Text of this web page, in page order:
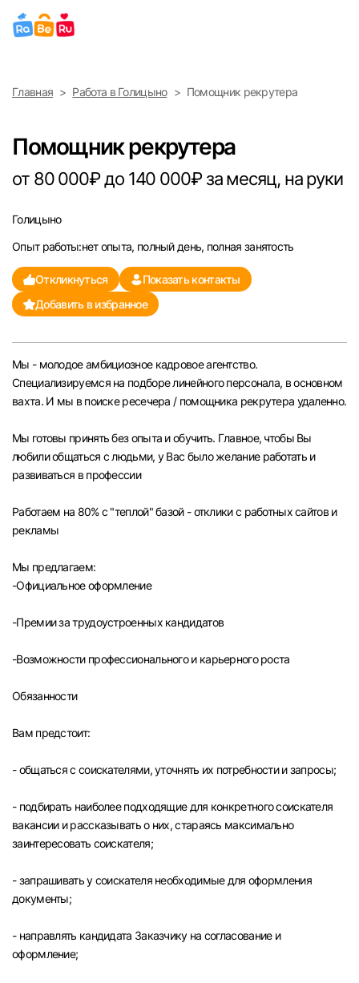
Выберите город
Санкт-Петербург
Ижевск
Екатеринбург
Саратов
Казань
Челябинск
Самара
Оренбург
Ульяновск
Главная Работа в Голицыно Помощник рекрутера
Помощник рекрутера
от 80 000₽ до 140 000₽ за месяц, на руки
Голицыно
Опыт работы:нет опыта, полный день, полная занятость
Откликнуться
Показать контакты
Добавить в избранное
Мы - молодое амбициозное кадровое агентство.
Специализируемся на подборе линейного персонала, в основном
вахта. И мы в поиске ресечера / помощника рекрутера удаленно.
Мы готовы принять без опыта и обучить. Главное, чтобы Вы
любили общаться с людьми, у Вас было желание работать и
развиваться в профессии
Работаем на 80% с "теплой" базой - отклики с работных сайтов и
рекламы
Мы предлагаем:
-Официальное оформление
-Премии за трудоустроенных кандидатов
-Возможности профессионального и карьерного роста
Обязанности
Вам предстоит:
- общаться с соискателями, уточнять их потребности и запросы;
- подбирать наиболее подходящие для конкретного соискателя
вакансии и рассказывать о них, стараясь максимально
заинтересовать соискателя;
- запрашивать у соискателя необходимые для оформления
документы;
- направлять кандидата Заказчику на согласование и
оформление;